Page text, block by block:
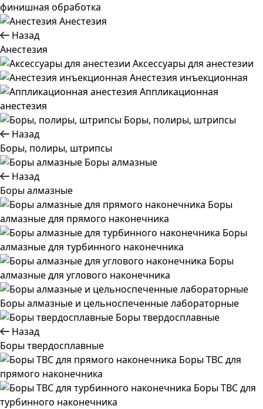
финишная обработка
Анестезия
Назад
Анестезия
Аксессуары для анестезии
Анестезия инъекционная
Аппликационная
анестезия
Боры, полиры, штрипсы
Назад
Боры, полиры, штрипсы
Боры алмазные
Назад
Боры алмазные
Боры
алмазные для прямого наконечника
Боры
алмазные для турбинного наконечника
Боры
алмазные для углового наконечника
Боры алмазные и цельноспеченные лабораторные
Боры твердосплавные
Назад
Боры твердосплавные
Боры ТВС для
прямого наконечника
Боры ТВС для
турбинного наконечника